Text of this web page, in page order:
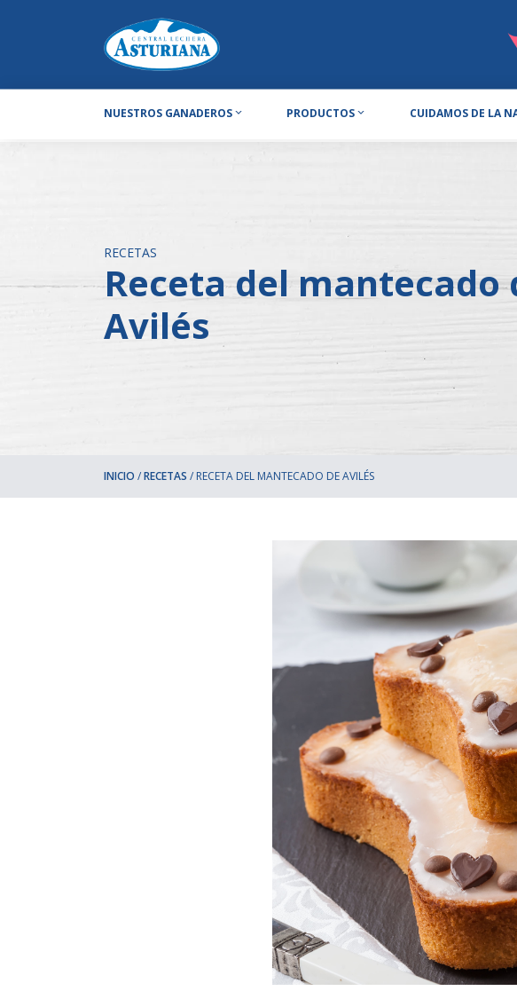
NUESTROS GANADEROS PRODUCTOS CUIDAMOS DE LA
RECETAS
Receta del mantecado
Avilés
INICIO /RECETAS / RECETA DEL MANTECADO DE AVILÉS